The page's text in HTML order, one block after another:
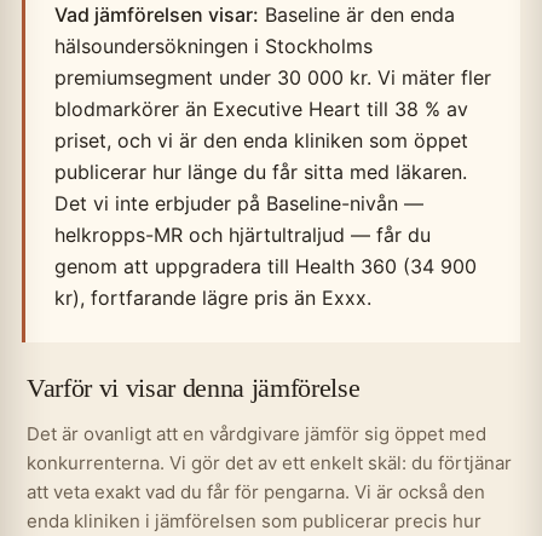
Vad jämförelsen visar: Baseline är den enda
hälsoundersökningen i Stockholms
premiumsegment under 30 000 kr. Vi mäter fler
blodmarkörer än Executive Heart till 38 % av
priset, och vi är den enda kliniken som öppet
publicerar hur länge du får sitta med läkaren.
Det vi inte erbjuder på Baseline-nivån —
helkropps-MR och hjärtultraljud — får du
genom att uppgradera till Health 360 (34 900
kr), fortfarande lägre pris än Exxx.
Varför vi visar denna jämförelse
Det är ovanligt att en vårdgivare jämför sig öppet med
konkurrenterna. Vi gör det av ett enkelt skäl: du förtjänar
att veta exakt vad du får för pengarna. Vi är också den
enda kliniken i jämförelsen som publicerar precis hur